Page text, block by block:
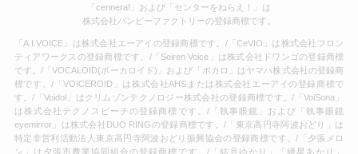
「cennera!」および「センターをねらえ！」は
株式会社バンピーファクトリーの登録商標です。
「A.I.VOICE」は株式会社エーアイの登録商標です。/「CeVIO」は株式会社フロン
ティアワークスの登録商標です。/「Seiren Voice」は株式会社ドワンゴの登録商標
です。/「VOCALOID(ボーカロイド)」および「ボカロ」はヤマハ株式会社の登録商
標です。/「VOICEROID」は株式会社AHSまたは株式会社エーアイの登録商標で
す。/「Voidol」はクリムゾンテクノロジー株式会社の登録商標です。/「VoiSona」
は株式会社テクノスピーチの登録商標です。/「執事眼鏡」および「執事眼鏡
eyemirror」は株式会社DUO RINGの登録商標です。/「東京高円寺阿波おどり」は
特定非営利活動法人東京高円寺阿波おどり振興協会の登録商標です。/「夕張メロ
ン」は夕張市農業協同組合の登録商標です。/「結月ゆかり」「紲星あかり」